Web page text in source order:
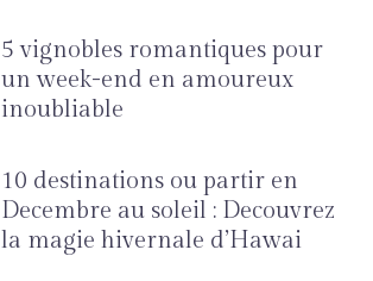
5 vignobles romantiques pour
un week-end en amoureux
inoubliable
10 destinations ou partir en
Decembre au soleil : Decouvrez
la magie hivernale d’Hawai